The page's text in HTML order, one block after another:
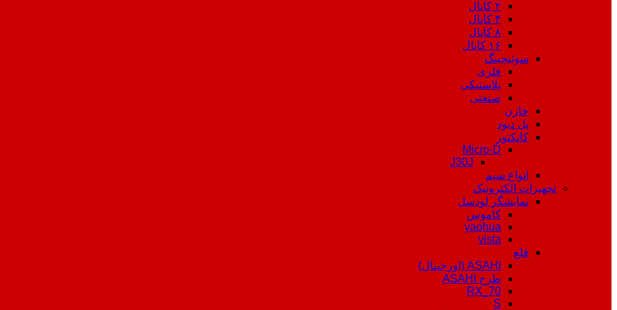
۲ کانال
۴ کانال
۸ کانال
۱۶ کانال
سوئیچینگ
فلزی
پلاستیکی
صنعتی
خازن
پل دیود
کانکتور
Micro-D
J30J
انواع سیم
تجهیزات الکترونیک
نمایشگر لودسل
کاموس
yaohua
vista
قلع
ASAHI (اورجینال)
طرح ASAHI
RX_70
S